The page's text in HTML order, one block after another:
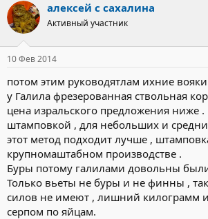
алексей с сахалина
Активный участник
10 Фев 2014
потом этим руководятлам ихние
у Галила фрезерованная ствольная
цена изральского предложения ниже .
штамповкой , для небольших и
этот метод подходит лучше ,
крупномаштабном производстве .
Буры потому галилами довольны
Только вьеты не буры и не финны ,
силов не имеют , лишний килограмм
серпом по яйцам.